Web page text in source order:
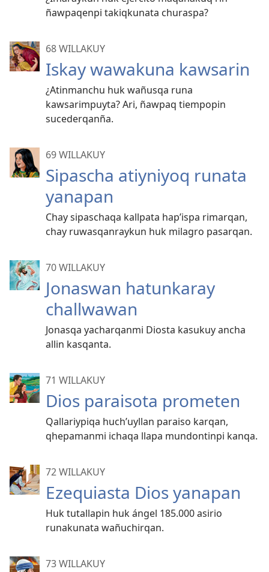
ñawpaqenpi takiqkunata churaspa?
68 WILLAKUY
Iskay wawakuna kawsarin
¿Atinmanchu huk wañusqa runa
kawsarimpuyta? Ari, ñawpaq tiempopin
sucederqanña.
69 WILLAKUY
Sipascha atiyniyoq runata
yanapan
Chay sipaschaqa kallpata hap’ispa rimarqan,
chay ruwasqanraykun huk milagro pasarqan.
70 WILLAKUY
Jonaswan hatunkaray
challwawan
Jonasqa yacharqanmi Diosta kasukuy ancha
allin kasqanta.
71 WILLAKUY
Dios paraisota prometen
Qallariypiqa huch’uyllan paraiso karqan,
qhepamanmi ichaqa llapa mundontinpi kanqa.
72 WILLAKUY
Ezequiasta Dios yanapan
Huk tutallapin huk ángel 185.000 asirio
runakunata wañuchirqan.
73 WILLAKUY